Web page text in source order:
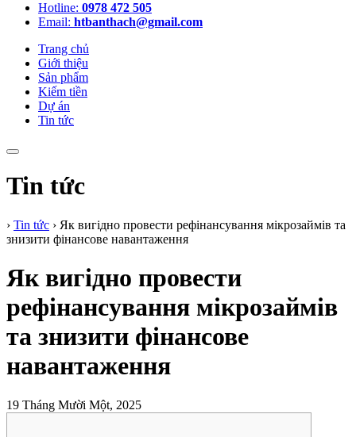
Hotline: 0978 472 505
Email: htbanthach@gmail.com
Trang chủ
Giới thiệu
Sản phẩm
Kiếm tiền
Dự án
Tin tức
Tin tức
› Tin tức › Як вигідно провести рефінансування мікрозаймів та
знизити фінансове навантаження
Як вигідно провести
рефінансування мікрозаймів
та знизити фінансове
навантаження
19 Tháng Mười Một, 2025